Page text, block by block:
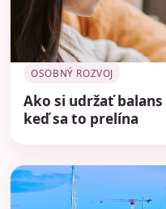
OSOBNÝ ROZVOJ
Ako si udržať
keď sa to prelína